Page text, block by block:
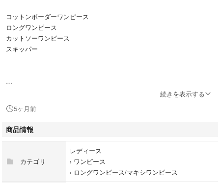
コットンボーダーワンピース
ロングワンピース
カットソーワンピース
スキッパー
オレンジ×ベージュ
ボーダー
【サイズ】38(M相当)
続きを表示する
5ヶ月前
商品情報
カテゴリ
レディース
› ワンピース
› ロングワンピース/マキシワンピース